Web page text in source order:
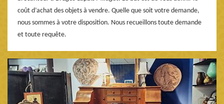
coût d’achat des objets à vendre. Quelle que soit votre demande,
nous sommes à votre disposition. Nous recueillons toute demande
et toute requête.